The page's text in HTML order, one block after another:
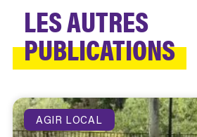
LES AUTRES
PUBLICATIONS
AGIR LOCAL